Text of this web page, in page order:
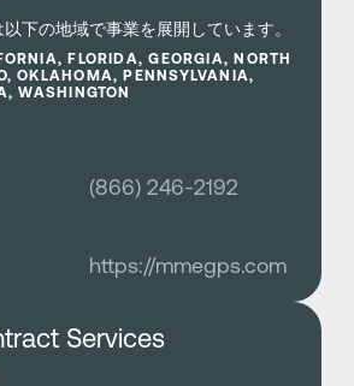
下の地域で事業を展開しています。
FLORIDA, GEORGIA, NORTH
OKLAHOMA, PENNSYLVANIA,
WASHINGTON
(866) 246-2192
https://mmegps.com
Services